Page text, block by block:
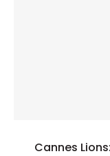
Cannes